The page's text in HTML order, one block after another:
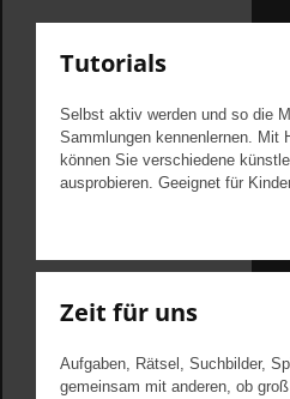
Tutorials
Selbst aktiv werden und so die
Sammlungen kennenlernen. Mit
können Sie verschiedene
ausprobieren. Geeignet für
Zeit für uns
Aufgaben, Rätsel, Suchbilder,
gemeinsam mit anderen, ob